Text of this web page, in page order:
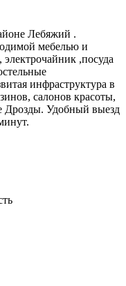
Лебяжий .
мебелью и
,посуда
инфраструктура в
салонов красоты,
Дрозды. Удобный выезд